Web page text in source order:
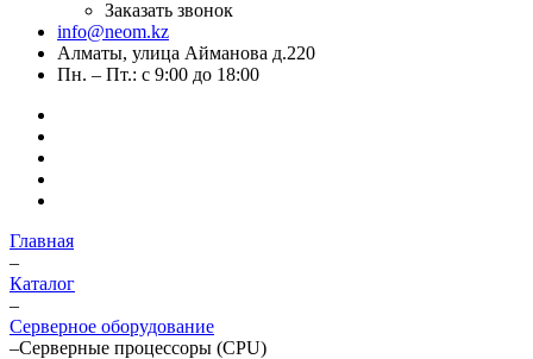
Заказать звонок
info@neom.kz
Алматы, улица Айманова д.220
Пн. – Пт.: с 9:00 до 18:00
Главная
–
Каталог
–
Серверное оборудование
–Серверные процессоры (CPU)